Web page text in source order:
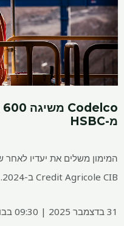
מ-HSBC
Credit Agricole CIB ב-2024.
31 בדצמבר 2025 | 09:30 בבוקר